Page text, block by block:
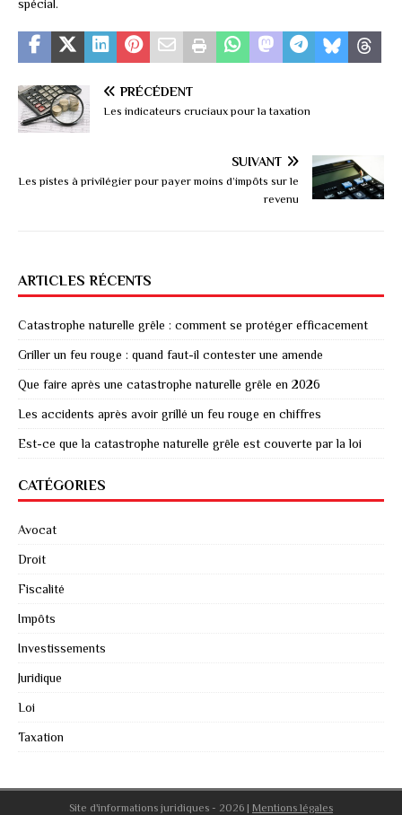
spécial.
PRÉCÉDENT
Les indicateurs cruciaux pour la taxation
SUIVANT
Les pistes à privilégier pour payer moins d’impôts sur le
revenu
ARTICLES RÉCENTS
Catastrophe naturelle grêle : comment se protéger efficacement
Griller un feu rouge : quand faut-il contester une amende
Que faire après une catastrophe naturelle grêle en 2026
Les accidents après avoir grillé un feu rouge en chiffres
Est-ce que la catastrophe naturelle grêle est couverte par la loi
CATÉGORIES
Avocat
Droit
Fiscalité
Impôts
Investissements
Juridique
Loi
Taxation
Site d'informations juridiques - 2026 | Mentions légales